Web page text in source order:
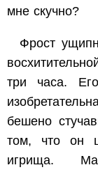
мне скучно?
Фрост
три часа.
бешено
том, что он
игрища.